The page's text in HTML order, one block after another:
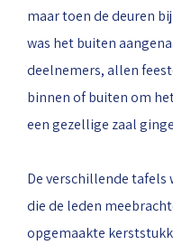
maar toen de deuren
was het buiten
deelnemers, allen
binnen of buiten om
een gezellige zaal
De verschillende
die de leden
opgemaakte